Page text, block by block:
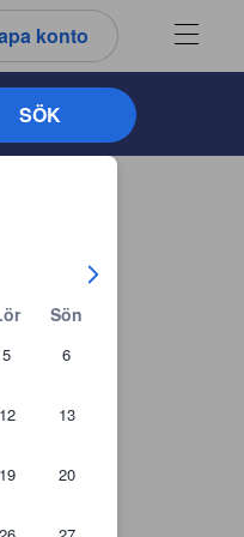
konto
När du
Sön
5 6
12 13
19 20
SÖK